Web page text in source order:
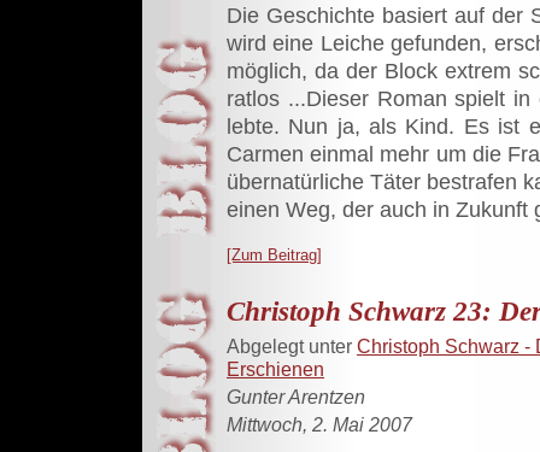
Die Geschichte basiert auf der
wird eine Leiche gefunden,
möglich, da der Block extrem
ratlos ...Dieser Roman spielt
lebte. Nun ja, als Kind. Es ist
Carmen einmal mehr um die
übernatürliche Täter bestrafen
einen Weg, der auch in Zukunft
[Zum Beitrag]
Christoph Schwarz 23:
Abgelegt unter Christoph Schwarz -
Erschienen
Gunter Arentzen
Mittwoch, 2. Mai 2007